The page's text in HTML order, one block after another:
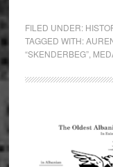
FILED UNDER:
TAGGED WITH:
“SKENDERBEG”,